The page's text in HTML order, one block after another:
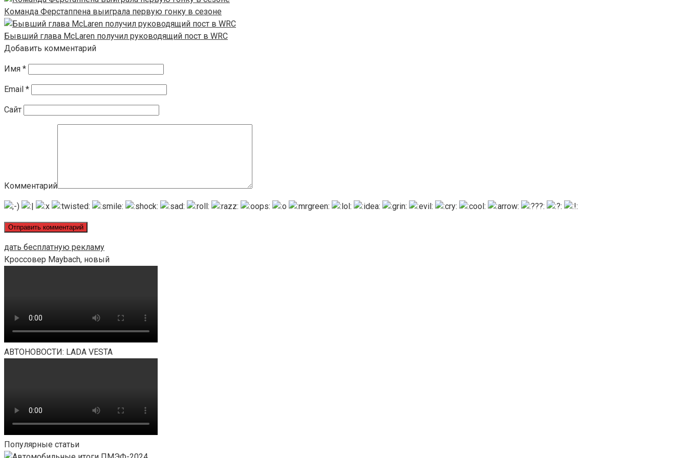
Команда Ферстаппена выиграла первую гонку в сезоне
Бывший глава McLaren получил руководящий пост в WRC
Добавить комментарий
Имя *
Email *
Сайт
Комментарий
дать бесплатную рекламу
Кроссовер Maybach, новый
АВТОНОВОСТИ: LADA VESTA
Популярные статьи